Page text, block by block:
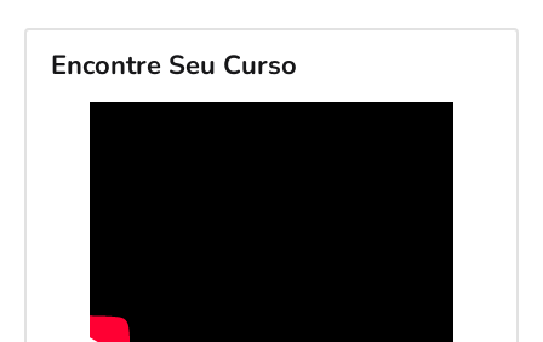
Encontre Seu Curso